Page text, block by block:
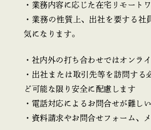
・業務内容に応じた在宅リモート
・業務の性質上、出社を要する
気になります。
・社内外の打ち合わせではオンラ
・出社または取引先等を訪問す
ど可能な限り安全に配慮します
・電話対応によるお問合せが難し
・資料請求やお問合せフォーム、